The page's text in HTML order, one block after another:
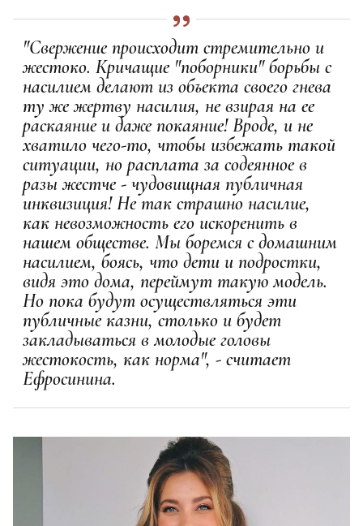
"Свержение происходит стремительно и
жестоко. Кричащие "поборники" борьбы с
насилием делают из объекта своего гнева
ту же жертву насилия, не взирая на ее
раскаяние и даже покаяние! Вроде, и не
хватило чего-то, чтобы избежать такой
ситуации, но расплата за содеянное в
разы жестче - чудовищная публичная
инквизиция! Не так страшно насилие,
как невозможность его искоренить в
нашем обществе. Мы боремся с домашним
насилием, боясь, что дети и подростки,
видя это дома, переймут такую модель.
Но пока будут осуществляться эти
публичные казни, столько и будет
закладываться в молодые головы
жестокость, как норма", - считает
Ефросинина.